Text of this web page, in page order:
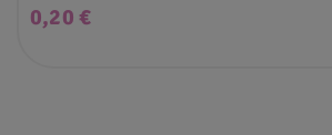
Precio
0,20 €